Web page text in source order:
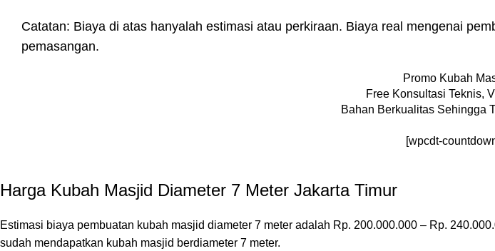
Catatan: Biaya di atas hanyalah estimasi atau perkiraan. Biaya real mengenai
pemasangan.
Promo Kubah
Free Konsultasi Teknis,
Bahan Berkualitas Sehingga
[wpcdt-
Harga Kubah Masjid Diameter 7 Meter Jakarta Timur
Estimasi biaya pembuatan kubah masjid diameter 7 meter adalah Rp. 200.000.000 – Rp.
sudah mendapatkan kubah masjid berdiameter 7 meter.